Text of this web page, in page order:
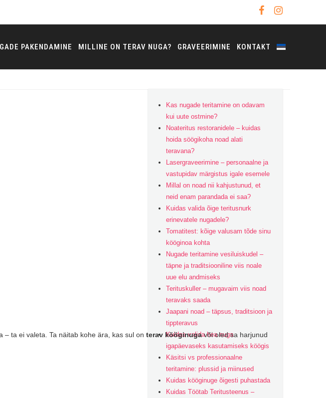
PAKENDAMINE MILLINE ON TERAV NUGA? GRAVEERIMINE KONTAKT
– ta ei valeta. Ta näitab kohe ära, kas sul on terav kööginugavõi oled sa harjunud
Kas nugade teritamine on odavam
kui uute ostmine?
Noateritus restoranidele – kuidas
hoida söögikoha noad alati
teravana?
Lasergraveerimine – personaalne ja
vastupidav märgistus igale esemele
Millal on noad nii kahjustunud, et
neid enam parandada ei saa?
Kuidas valida õige teritusnurk
erinevatele nugadele?
Tomatitest: kõige valusam tõde sinu
kööginoa kohta
Nugade teritamine vesiluiskudel –
täpne ja traditsiooniline viis noale
uue elu andmiseks
Terituskuller – mugavaim viis noad
teravaks saada
Jaapani noad – täpsus, traditsioon ja
tippteravus
Kuidas valida hea nuga
igapäevaseks kasutamiseks köögis
Käsitsi vs professionaalne
teritamine: plussid ja miinused
Kuidas kööginuge õigesti puhastada
Kuidas Töötab Teritusteenus –